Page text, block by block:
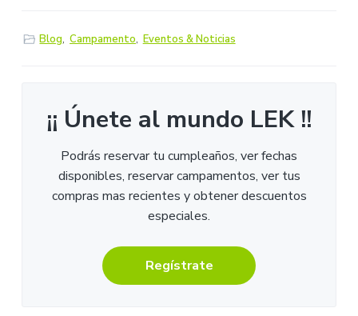
Blog, Campamento, Eventos & Noticias
¡¡ Únete al mundo LEK !!
Podrás reservar tu cumpleaños, ver fechas
disponibles, reservar campamentos, ver tus
compras mas recientes y obtener descuentos
especiales.
Regístrate